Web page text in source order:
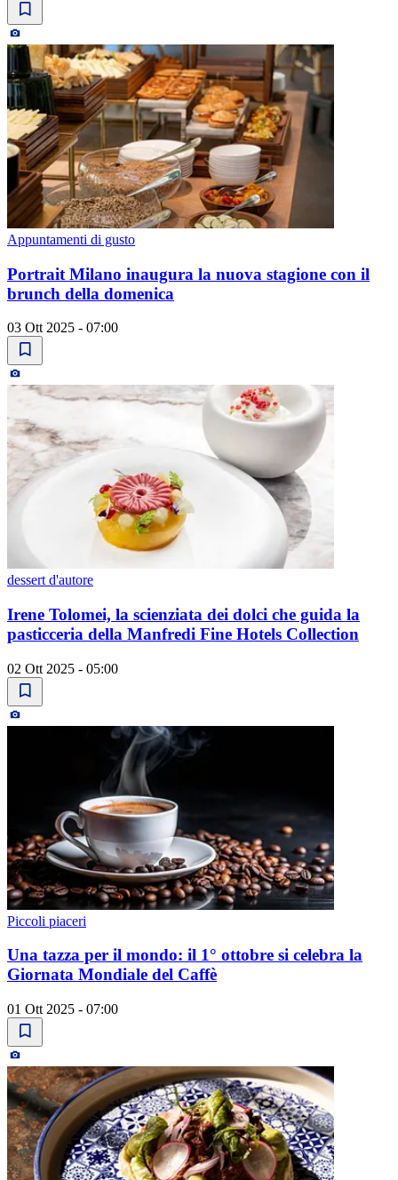
Appuntamenti di gusto
Portrait Milano inaugura la nuova stagione con il
brunch della domenica
03 Ott 2025 - 07:00
dessert d'autore
Irene Tolomei, la scienziata dei dolci che guida la
pasticceria della Manfredi Fine Hotels Collection
02 Ott 2025 - 05:00
Piccoli piaceri
Una tazza per il mondo: il 1° ottobre si celebra la
Giornata Mondiale del Caffè
01 Ott 2025 - 07:00